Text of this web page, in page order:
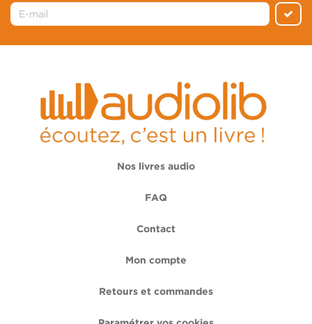
Nos livres audio
FAQ
Contact
Mon compte
Retours et commandes